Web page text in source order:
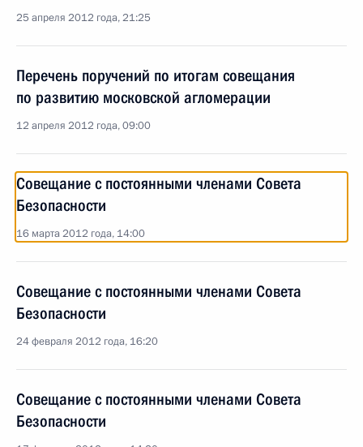
25 апреля 2012 года, 21:25
Перечень поручений по итогам совещания
по развитию московской агломерации
12 апреля 2012 года, 09:00
Совещание с постоянными членами Совета
Безопасности
16 марта 2012 года, 14:00
Совещание с постоянными членами Совета
Безопасности
24 февраля 2012 года, 16:20
Совещание с постоянными членами Совета
Безопасности